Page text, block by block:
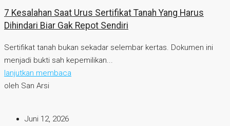
7 Kesalahan Saat Urus Sertifikat Tanah Yang Harus
Dihindari Biar Gak Repot Sendiri
Sertifikat tanah bukan sekadar selembar kertas. Dokumen ini
menjadi bukti sah kepemilikan...
lanjutkan membaca
oleh San Arsi
Juni 12, 2026